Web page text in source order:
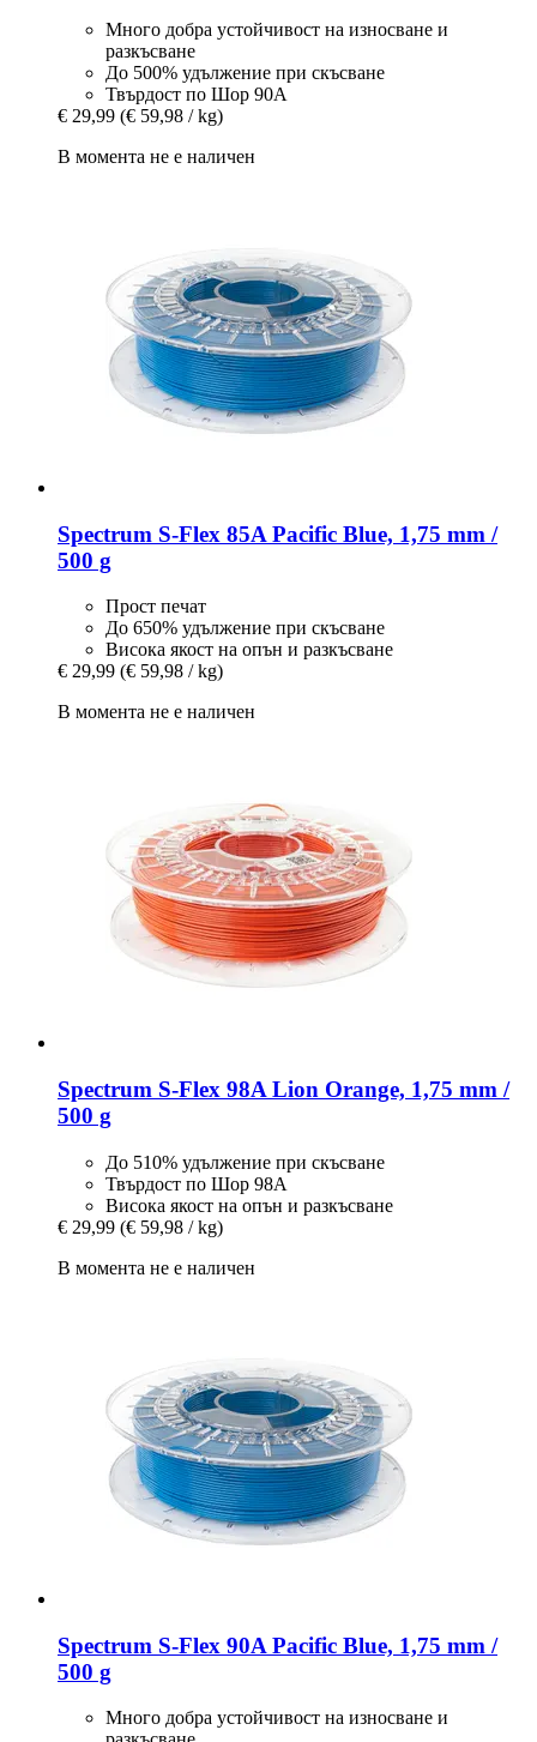
Много добра устойчивост на износване и
разкъсване
До 500% удължение при скъсване
Твърдост по Шор 90А
€ 29,99 (€ 59,98 / kg)
В момента не е наличен
Spectrum S-​Flex 85A Pacific Blue, 1,75 mm /
500 g
Прост печат
До 650% удължение при скъсване
Висока якост на опън и разкъсване
€ 29,99 (€ 59,98 / kg)
В момента не е наличен
Spectrum S-​Flex 98A Lion Orange, 1,75 mm /
500 g
До 510% удължение при скъсване
Твърдост по Шор 98A
Висока якост на опън и разкъсване
€ 29,99 (€ 59,98 / kg)
В момента не е наличен
Spectrum S-​Flex 90A Pacific Blue, 1,75 mm /
500 g
Много добра устойчивост на износване и